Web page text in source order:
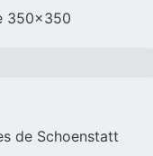
de Schoenstatt